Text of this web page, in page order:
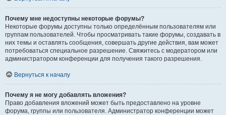
Почему мне недоступны некоторые форумы?
Некоторые форумы доступны только определённым пользователям или
группам пользователей. Чтобы просматривать такие форумы, создавать в
них темы и оставлять сообщения, совершать другие действия, вам может
потребоваться специальное разрешение. Свяжитесь с модератором или
администратором конференции для получения такого разрешения.
Вернуться к началу
Почему я не могу добавлять вложения?
Право добавления вложений может быть предоставлено на уровне
форума, группы или пользователя. Администратор конференции может